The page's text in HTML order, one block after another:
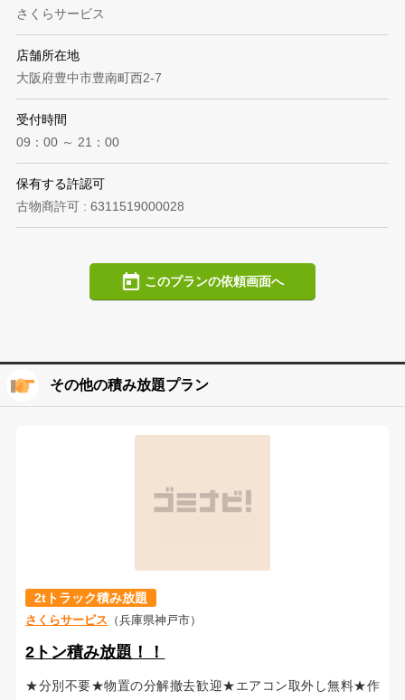
さくらサービス
店舗所在地
大阪府豊中市豊南町西2-7
受付時間
09：00 ～ 21：00
保有する許認可
古物商許可 : 6311519000028
このプランの依頼画面へ
その他の積み放題プラン
2tトラック積み放題
さくらサービス （兵庫県神戸市）
2トン積み放題！！
★分別不要★物置の分解撤去歓迎★エアコン取外し無料★作